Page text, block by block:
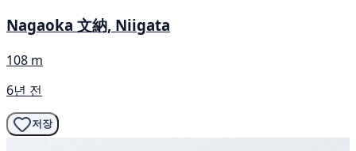
Nagaoka 文納, Niigata
108 m
6년 전
저장